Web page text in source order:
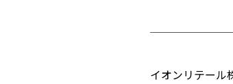
イオンリテール